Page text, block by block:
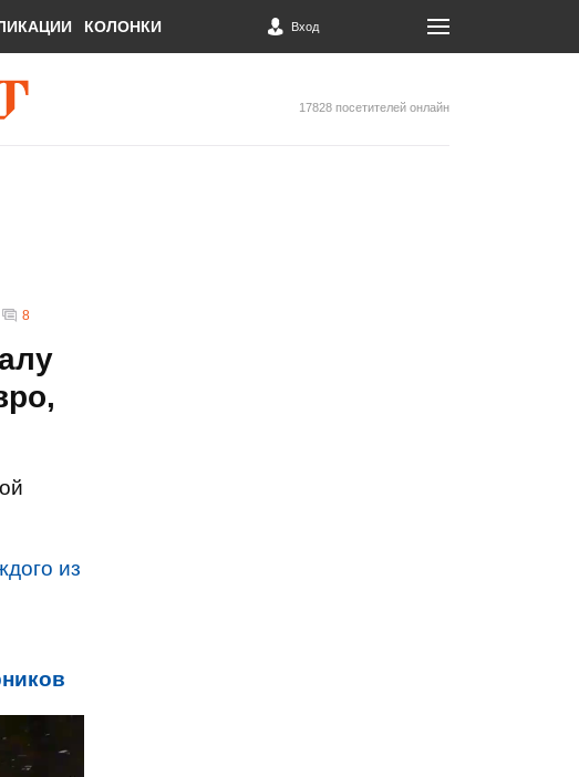
КОЛОНКИ Вход
17828 посетителей онлайн
8
из